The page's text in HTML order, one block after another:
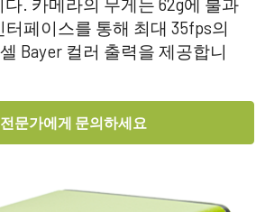
터페이스를 통해 최대 35fps의
Bayer 컬러 출력을 제공합니
문가에게 문의하세요